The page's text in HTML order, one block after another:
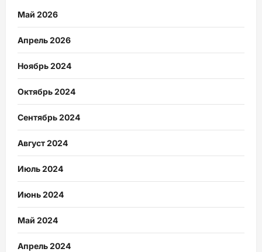
Май 2026
Апрель 2026
Ноябрь 2024
Октябрь 2024
Сентябрь 2024
Август 2024
Июль 2024
Июнь 2024
Май 2024
Апрель 2024